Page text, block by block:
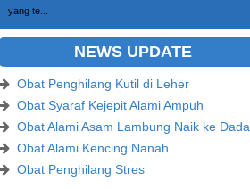
yang te...
NEWS UPDATE
Obat Penghilang Kutil di Leher
Obat Syaraf Kejepit Alami Ampuh
Obat Alami Asam Lambung Naik ke Dada
Obat Alami Kencing Nanah
Obat Penghilang Stres